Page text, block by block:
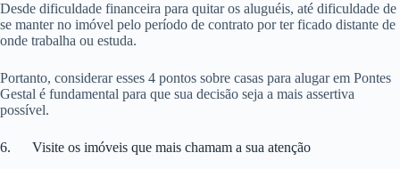
Desde dificuldade financeira para quitar os aluguéis, até dificuldade de
se manter no imóvel pelo período de contrato por ter ficado distante de
onde trabalha ou estuda.
Portanto, considerar esses 4 pontos sobre casas para alugar em Pontes
Gestal é fundamental para que sua decisão seja a mais assertiva
possível.
6. Visite os imóveis que mais chamam a sua atenção